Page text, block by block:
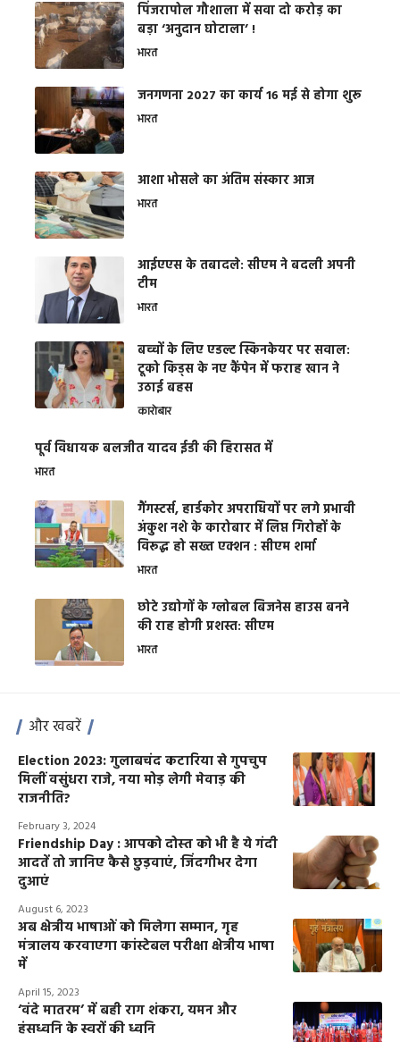
​पिंजरापोल गौशाला में सवा दो करोड़ का
बड़ा ‘अनुदान घोटाला’ !
भारत
जनगणना 2027 का कार्य 16 मई से होगा शुरू
भारत
आशा भोसले का अंतिम संस्कार आज
भारत
आईएएस के तबादले: सीएम ने बदली अपनी
टीम
भारत
बच्चों के लिए एडल्ट स्किनकेयर पर सवाल:
टूको किड्स के नए कैंपेन में फराह खान ने
उठाई बहस
कारोबार
पूर्व विधायक बलजीत यादव ईडी की हिरासत में
भारत
गैंगस्टर्स, हार्डकोर अपराधियों पर लगे प्रभावी
अंकुश नशे के कारोबार में लिप्त गिरोहों के
विरूद्ध हो सख्त एक्शन : सीएम शर्मा
भारत
छोटे उद्योगों के ग्लोबल बिजनेस हाउस बनने
की राह होगी प्रशस्त: सीएम
भारत
और खबरें
Election 2023: गुलाबचंद कटारिया से गुपचुप
मिलीं वसुंधरा राजे, नया मोड़ लेगी मेवाड़ की
राजनीति?
February 3, 2024
Friendship Day : आपको दोस्‍त को भी है ये गंदी
आदतें तो जानिए कैसे छुड़वाएं, जिंदगीभर देगा
दुआएं
August 6, 2023
अब क्षेत्रीय भाषाओं को मिलेगा सम्मान, गृह
मंत्रालय करवाएगा कांस्टेबल परीक्षा क्षेत्रीय भाषा
में
April 15, 2023
‘वंदे मातरम’ में बही राग शंकरा, यमन और
हंसध्वनि के स्वरों की ध्वनि